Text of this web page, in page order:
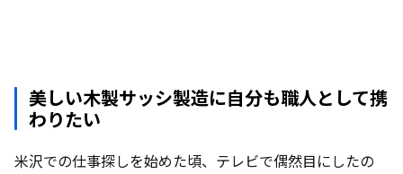
美しい木製サッシ製造に自分も職人として携
わりたい
米沢での仕事探しを始めた頃、テレビで偶然目にしたの